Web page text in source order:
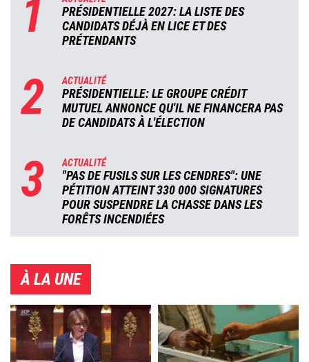
1
PRÉSIDENTIELLE 2027: LA LISTE DES
CANDIDATS DÉJÀ EN LICE ET DES
PRÉTENDANTS
2 ACTUALITÉ
PRÉSIDENTIELLE: LE GROUPE CRÉDIT
MUTUEL ANNONCE QU'IL NE FINANCERA PAS
DE CANDIDATS À L'ÉLECTION
3 ACTUALITÉ
"PAS DE FUSILS SUR LES CENDRES": UNE
PÉTITION ATTEINT 330 000 SIGNATURES
POUR SUSPENDRE LA CHASSE DANS LES
FORÊTS INCENDIÉES
À LA UNE
Image Image